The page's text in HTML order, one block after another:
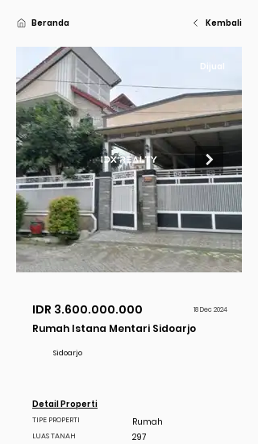
Beranda Kembali
Dijual
IDR 3.600.000.000 18 Dec 2024
Rumah Istana Mentari Sidoarjo
Sidoarjo
Detail Properti
TIPE PROPERTI
LUAS TANAH
Rumah
297